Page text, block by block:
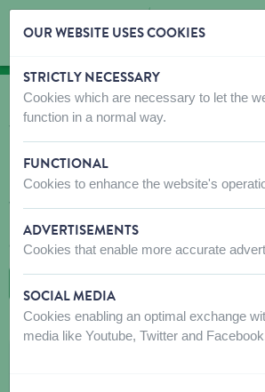
Skip content
Skip language choice
OÙ ACHETER?
Trouvez rapidement et facilement
N'hésitez pas à contacter le(s) magasin(s)
votre visite pour vous assurer que les
recherchez sont disponibles. Si ce n'est
à leur demander de commander le produit
OUR WEBSITE USES COOKIES
STRICTLY NECESSARY
Cookies which are necessary to let the
function in a normal way.
FUNCTIONAL
Cookies to enhance the website's
ADVERTISEMENTS
Cookies that enable more accurate
SOCIAL MEDIA
Cookies enabling an optimal exchange
media like Youtube, Twitter and